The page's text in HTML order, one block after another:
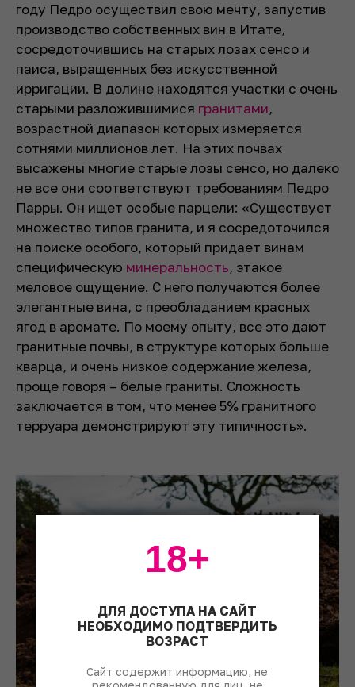
году Педро осуществил свою мечту, запустив
производство собственных вин в Итате,
сосредоточившись на старых лозах сенсо и
паиса, выращенных без искусственной
ирригации. В долине находятся участки с очень
старыми разложившимися гранитами,
возрастной диапазон которых измеряется
сотнями миллионов лет. На этих почвах
высажены многие старые лозы сенсо, но далеко
не все они соответствуют требованиям Педро
Парры. Он ищет особые парцели: «Существует
множество типов гранита, и я сосредоточился
на поиске особого, который придает винам
специфическую минеральность, этакое
меловое ощущение. С него получаются более
элегантные вина, с преобладанием красных
ягод в аромате. По моему опыту, все это дают
гранитные почвы, в структуре которых больше
кварца, и очень низкое содержание железа,
проще говоря – белые граниты. Сложность
заключается в том, что менее 5% гранитного
терруара демонстрируют эту типичность».
ДЛЯ ДОСТУПА НА САЙТ
НЕОБХОДИМО ПОДТВЕРДИТЬ
ВОЗРАСТ
Сайт содержит информацию, не
18+